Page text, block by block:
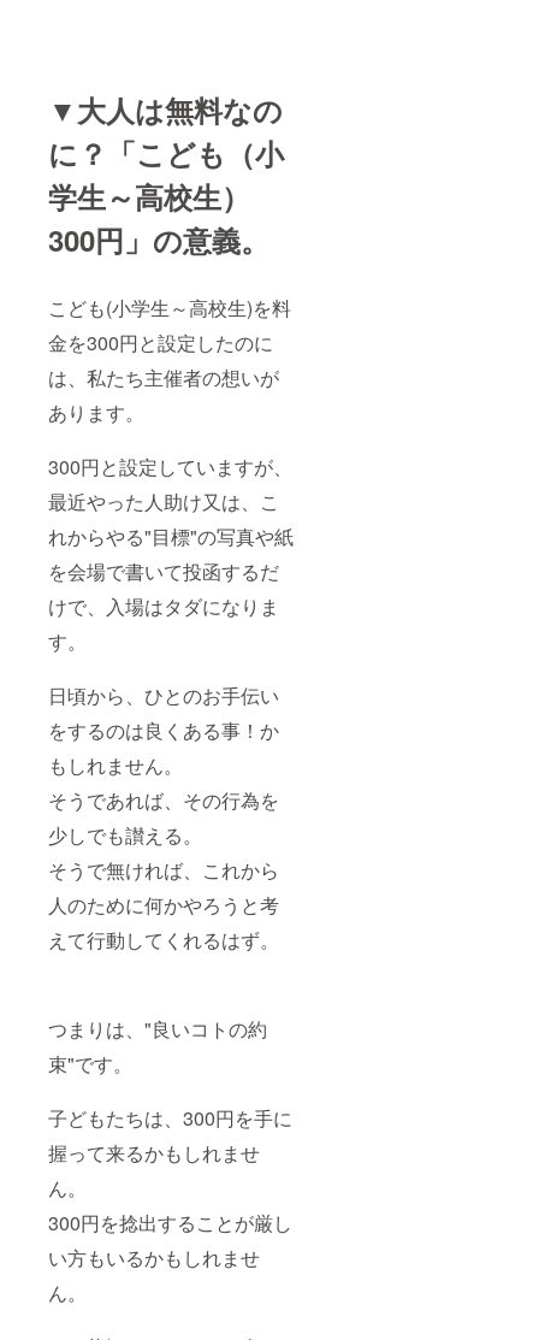
▼大人は無料なの
に？「こども（小
学生～高校生）
300円」の意義。
こども(小学生～高校生)を料
金を300円と設定したのに
は、私たち主催者の想いが
あります。
300円と設定していますが、
最近やった人助け又は、こ
れからやる"目標"の写真や紙
を会場で書いて投函するだ
けで、入場はタダになりま
す。
日頃から、ひとのお手伝い
をするのは良くある事！か
もしれません。
そうであれば、その行為を
少しでも讃える。
そうで無ければ、これから
人のために何かやろうと考
えて行動してくれるはず。
つまりは、"良いコトの約
束"です。
子どもたちは、300円を手に
握って来るかもしれませ
ん。
300円を捻出することが厳し
い方もいるかもしれませ
ん。